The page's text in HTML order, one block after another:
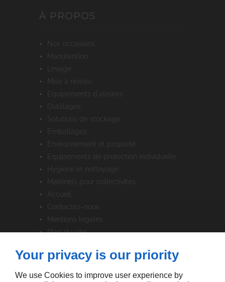
À PROPOS
nos occasions
manutention
mise à niveau
equipements d'ateliers
outillages
solutions de stockage
emballages
environnement et propreté
equipements de protection individuelle
hygiène et nettoyage
matériels pour collectivités
accueil
contactez-nous
mentions légales
plan du site
SUIVEZ-NOUS
Your privacy is our priority
We use Cookies to improve user experience by